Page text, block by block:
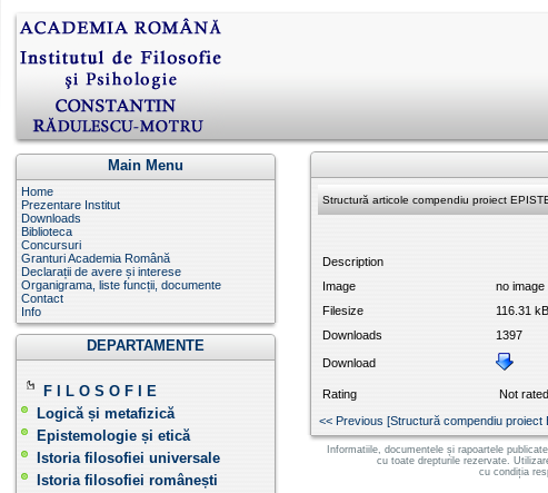
Main Menu
Home
Prezentare Institut
Downloads
Biblioteca
Concursuri
Granturi Academia Română
Declarații de avere și interese
Organigrama, liste funcții, documente
Contact
Info
DEPARTAMENTE
F I L O S O F I E
Logică și metafizică
Epistemologie și etică
Istoria filosofiei universale
Istoria filosofiei românești
Structură articole compendiu proiect
Description
Image
no image
Filesize
116.31 kB
Downloads
1397
Download
Rating
Not rated
<< Previous [Structură compendiu proiect
Informatiile, documentele și rapoartele
cu toate drepturile rezervate.
cu condiția